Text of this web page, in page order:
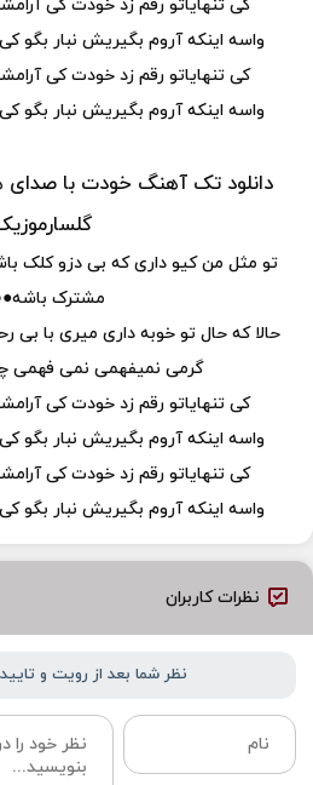
کی تنهایاتو رقم زد خودت کی
واسه اینکه آروم بگیریش نبار بگو
کی تنهایاتو رقم زد خودت کی
واسه اینکه آروم بگیریش نبار بگو
دانلود تک آهنگ خودت با
تو مثل من کیو داری که بی دزو کلک
مشترک
حالا که حال تو خوبه داری میری با بی
گرمی نمیفهمی نمی فهمی
کی تنهایاتو رقم زد خودت کی
واسه اینکه آروم بگیریش نبار بگو
کی تنهایاتو رقم زد خودت کی
واسه اینکه آروم بگیریش نبار بگو
نظرات کاربران
نظر شما بعد از رویت و